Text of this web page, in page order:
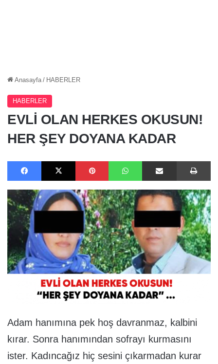
Anasayfa / HABERLER
HABERLER
EVLİ OLAN HERKES OKUSUN!
HER ŞEY DOYANA KADAR
Facebook X Pinterest WhatsApp E-Posta ile paylaş
Adam hanımına pek hoş davranmaz, kalbini
kırar. Sonra hanımından sofrayı kurmasını
ister. Kadıncağız hiç sesini çıkarmadan kurar